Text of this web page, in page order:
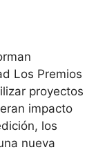
Los Premios
proyectos
impacto
los
nueva